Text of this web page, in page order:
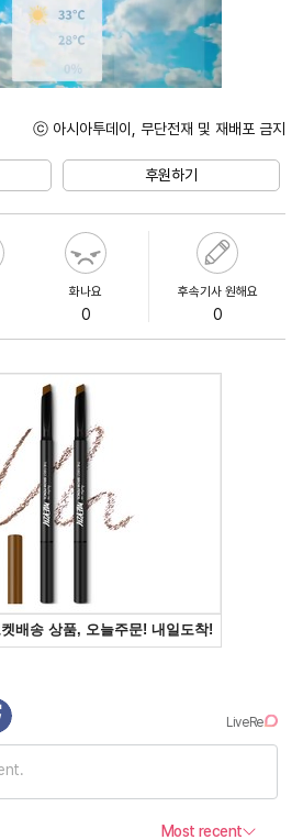
ⓒ 아시아투데이, 무단전재 및 재배포 금지
후원하기
화나요
0
후속기사 원해요
0